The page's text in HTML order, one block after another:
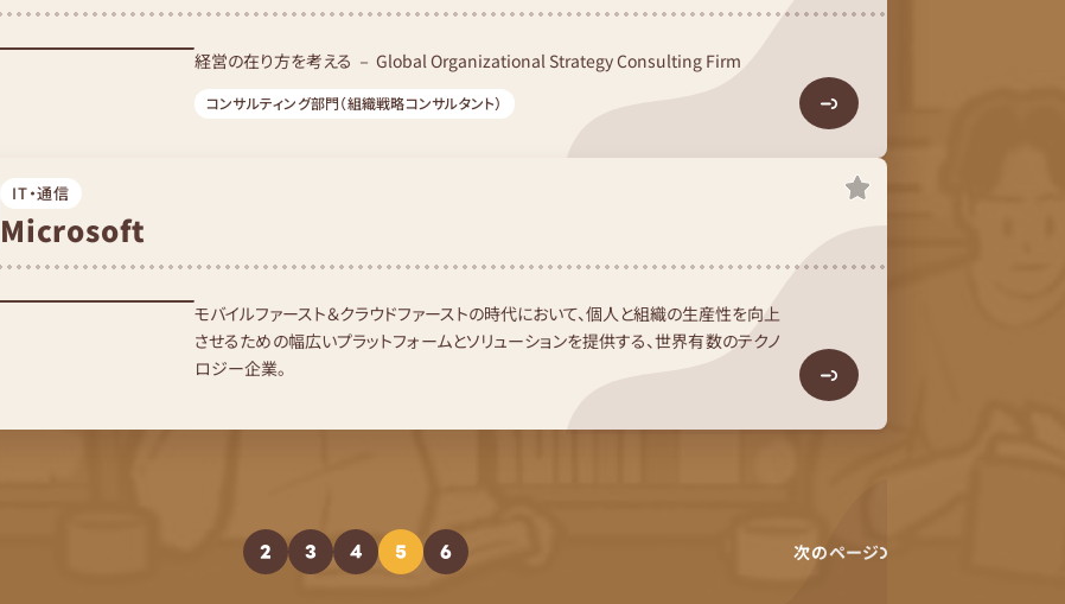
経営の在り方を考える － Global Organizational Strategy Consulting Firm
コンサルティング部門（組織戦略コンサルタント）
IT・通信
Microsoft
モバイルファースト＆クラウドファーストの時代において、個人と組織の生産性を向上
させるための幅広いプラットフォームとソリューションを提供する、世界有数のテクノ
ロジー企業。
2 3 4 5 6 次のページ